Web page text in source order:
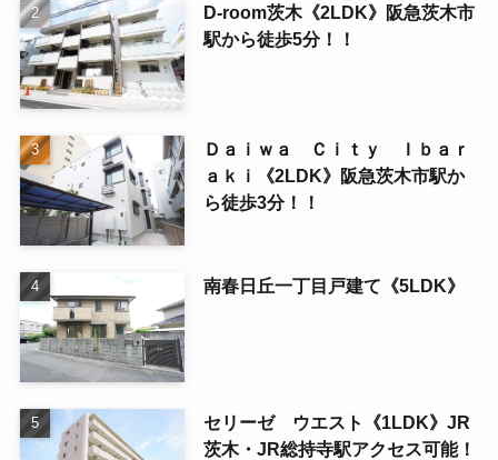
D-room茨木《2LDK》阪急茨木市
駅から徒歩5分！！
Ｄａｉｗａ Ｃｉｔｙ Ｉｂａｒ
ａｋｉ《2LDK》阪急茨木市駅か
ら徒歩3分！！
南春日丘一丁目戸建て《5LDK》
セリーゼ ウエスト《1LDK》JR
茨木・JR総持寺駅アクセス可能！